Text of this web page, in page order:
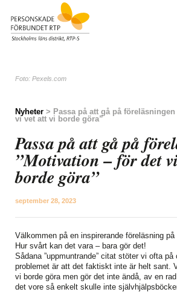
Foto: Pexels.com
Nyheter > Passa på att gå på
vi vet att vi borde göra”
Passa på att gå på
”Motivation – för det
borde göra”
september 28, 2023
Välkommen på en inspirerande föreläsning
Hur svårt kan det vara – bara gör det!
Sådana ”uppmuntrande” citat stöter vi ofta på
problemet är att det faktiskt inte är helt sant.
vi borde göra men gör det inte ändå, av en
det vore så enkelt skulle inte